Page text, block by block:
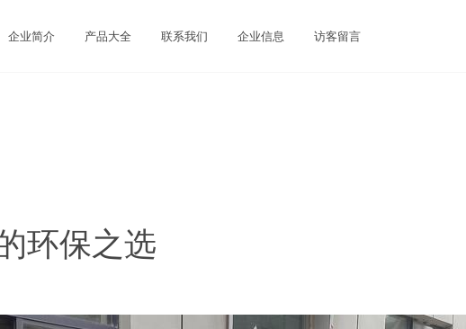
企业简介 产品大全 联系我们 企业信息 访客留言
环保之选